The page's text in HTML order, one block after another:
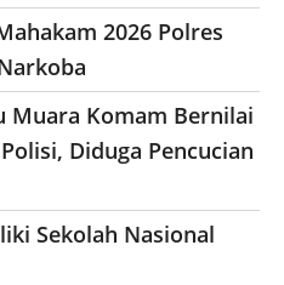
2026 Polres
Muara Komam Bernilai
Diduga Pencucian
Sekolah Nasional